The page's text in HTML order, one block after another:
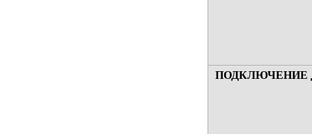
ПОДКЛЮЧЕНИЕ